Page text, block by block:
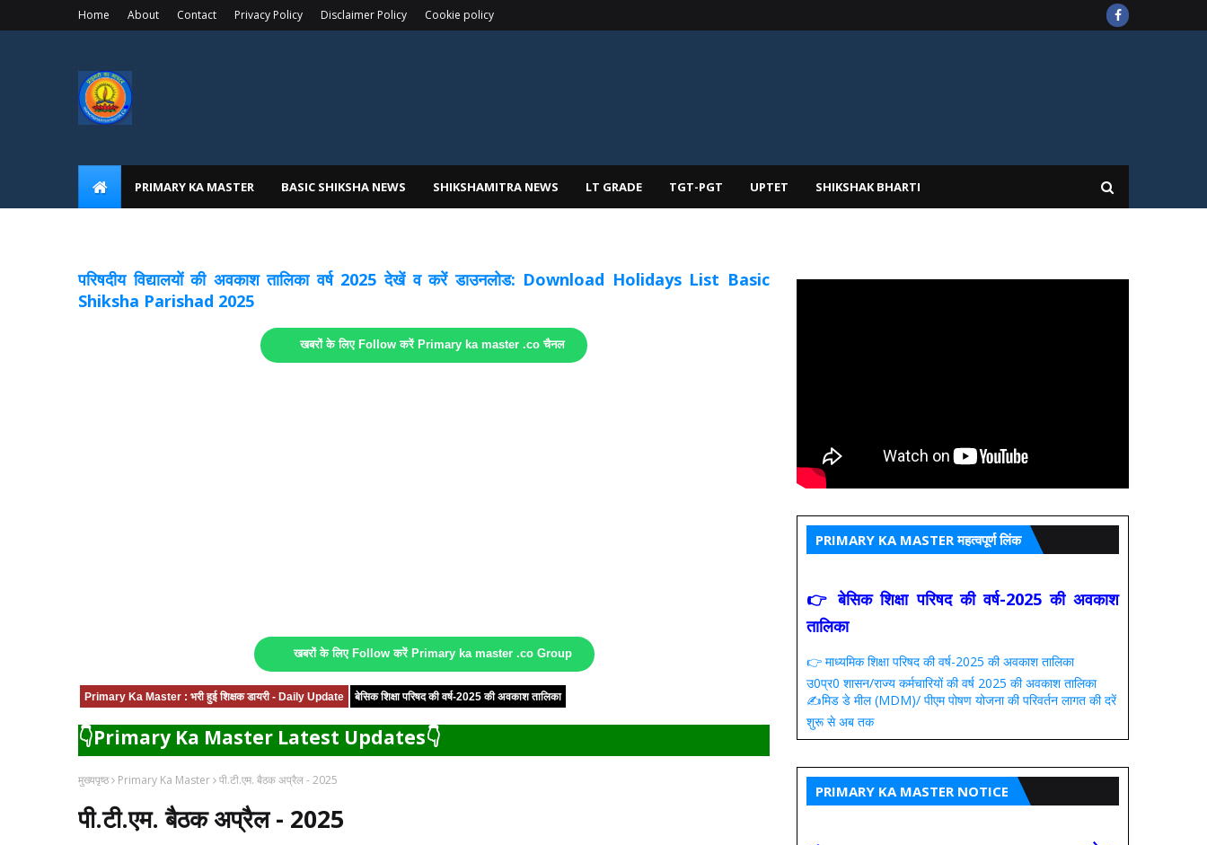
Home About Contact Privacy Policy Disclaimer Policy Cookie policy
PRIMARY KA MASTER BASIC SHIKSHA NEWS SHIKSHAMITRA NEWS LT GRADE TGT-PGT UPTET SHIKSHAK BHARTI
परिषदीय विद्यालयों की अवकाश तालिका वर्ष 2025 देखें व करें डाउनलोड: Download Holidays List Basic
Shiksha Parishad 2025
खबरों के लिए Follow करें Primary ka master .co चैनल
खबरों के लिए Follow करें Primary ka master .co Group
Primary Ka Master : भरी हुई शिक्षक डायरी - Daily Update बेसिक शिक्षा परिषद की वर्ष-2025 की अवकाश तालिका
👇Primary Ka Master Latest Updates👇
मुख्यपृष्ठ Primary Ka Master पी.टी.एम. बैठक अप्रैल - 2025
पी.टी.एम. बैठक अप्रैल - 2025
PRIMARY KA MASTER महत्वपूर्ण लिंक
👉 बेसिक शिक्षा परिषद की वर्ष-2025 की अवकाश
तालिका
👉 माध्यमिक शिक्षा परिषद की वर्ष-2025 की अवकाश तालिका
उ0प्र0 शासन/राज्य कर्मचारियों की वर्ष 2025 की अवकाश तालिका
✍️मिड डे मील (MDM)/ पीएम पोषण योजना की परिवर्तन लागत की दरें
शुरू से अब तक
PRIMARY KA MASTER NOTICE